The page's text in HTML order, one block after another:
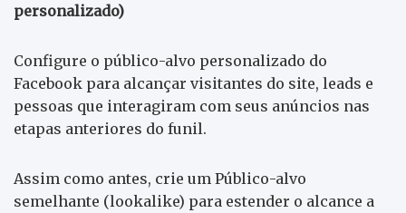
personalizado)
Configure o público-alvo personalizado do
Facebook para alcançar visitantes do site, leads e
pessoas que interagiram com seus anúncios nas
etapas anteriores do funil.
Assim como antes, crie um Público-alvo
semelhante (lookalike) para estender o alcance a